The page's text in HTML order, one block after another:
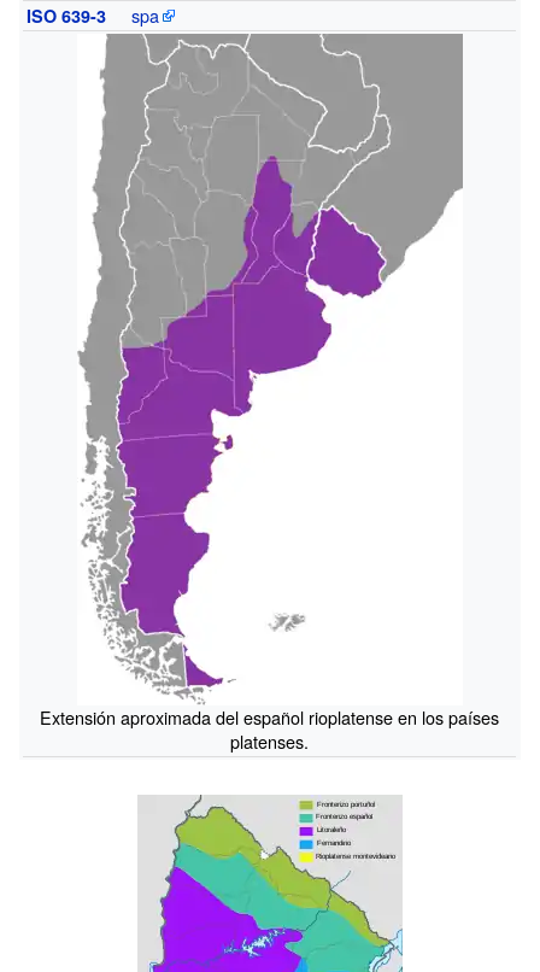
ISO 639-3 spa
Extensión aproximada del español rioplatense en los países
platenses.